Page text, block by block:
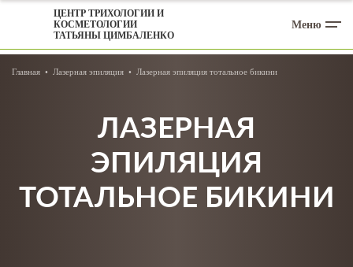
ЦЕНТР ТРИХОЛОГИИ И
КОСМЕТОЛОГИИ
ТАТЬЯНЫ ЦИМБАЛЕНКО
Меню
Главная Лазерная эпиляция Лазерная эпиляция тотальное бикини
ЛАЗЕРНАЯ
ЭПИЛЯЦИЯ
ТОТАЛЬНОЕ БИКИНИ